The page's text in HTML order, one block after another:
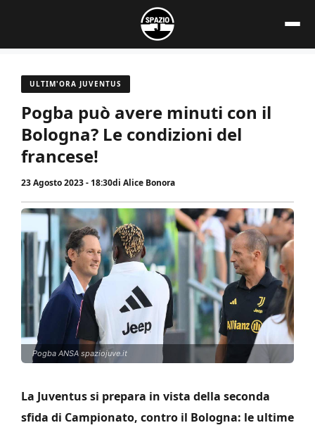
contenuto
ULTIM'ORA JUVENTUS
Pogba può avere minuti con il
Bologna? Le condizioni del
francese!
23 Agosto 2023 - 18:30di Alice Bonora
Pogba ANSA spaziojuve.it
La Juventus si prepara in vista della seconda
sfida di Campionato, contro il Bologna: le ultime